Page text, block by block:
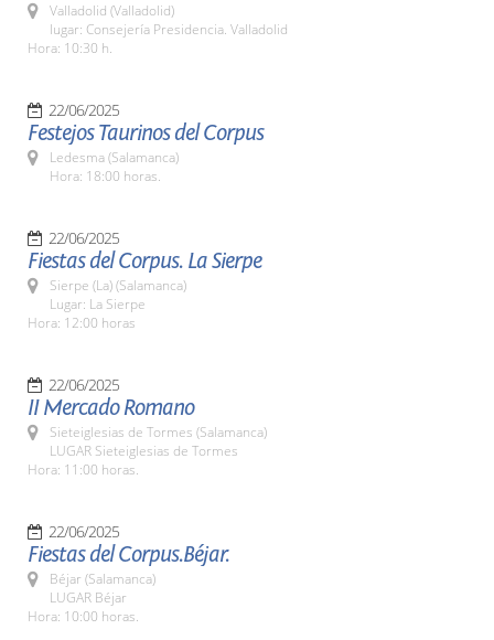
Valladolid (Valladolid)
lugar: Consejería Presidencia. Valladolid
Hora: 10:30 h.
22/06/2025
Festejos Taurinos del Corpus
Ledesma (Salamanca)
Hora: 18:00 horas.
22/06/2025
Fiestas del Corpus. La Sierpe
Sierpe (La) (Salamanca)
Lugar: La Sierpe
Hora: 12:00 horas
22/06/2025
II Mercado Romano
Sieteiglesias de Tormes (Salamanca)
LUGAR Sieteiglesias de Tormes
Hora: 11:00 horas.
22/06/2025
Fiestas del Corpus.Béjar.
Béjar (Salamanca)
LUGAR Béjar
Hora: 10:00 horas.